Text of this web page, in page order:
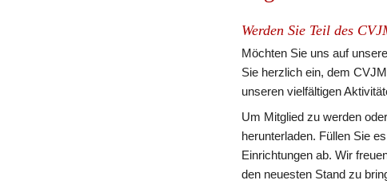
Werden Sie Teil des
Möchten Sie uns auf
Sie herzlich ein, dem
unseren vielfältigen
Um Mitglied zu werden
herunterladen. Füllen Sie
Einrichtungen ab. Wir
den neuesten Stand zu